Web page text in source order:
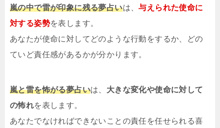
嵐の中で雷が印象に残る夢占いは、与えられた使命に
対する姿勢を表します。
あなたが使命に対してどのような行動をするか、どの
ていど責任感があるかが分かります。
嵐と雷を怖がる夢占いは、 大きな変化や使命に対して
の怖れを表します。
あなたでなければできないことの責任を任せられる喜